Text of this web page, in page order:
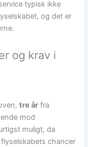
typisk ikke
og det er
og krav i
tre år fra
mod
muligt, da
chancer